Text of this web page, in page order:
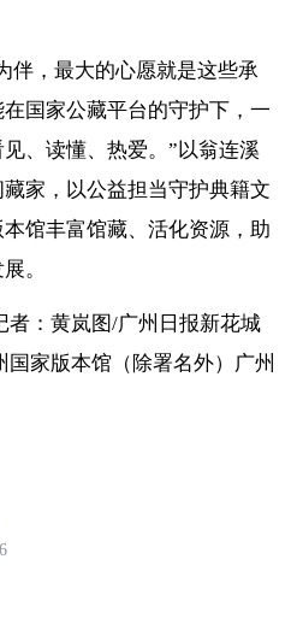
伴，最大的心愿就是这些承
国家公藏平台的守护下，一
、读懂、热爱。”以翁连溪
家，以公益担当守护典籍文
馆丰富馆藏、活化资源，助
。
者：黄岚图/广州日报新花城
家版本馆（除署名外）广州